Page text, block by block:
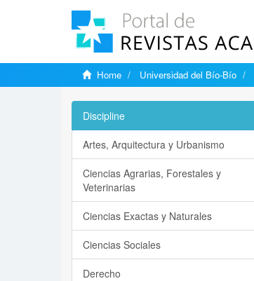
Home Universidad del Bío-Bío
Discipline
Artes, Arquitectura y Urbanismo
Ciencias Agrarias, Forestales y
Veterinarias
Ciencias Exactas y Naturales
Ciencias Sociales
Derecho